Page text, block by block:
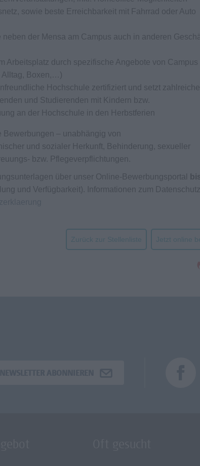
sowie beste Erreichbarkeit mit Fahrrad oder Auto
der Mensa am Campus auch in anderen
Arbeitsplatz durch spezifische Angebote von
Alltag, Boxen,…)
Hochschule zertifiziert und setzt zahlreiche
und Studierenden mit Kindern bzw.
an der Hochschule in den Herbstferien
– unabhängig von
und sozialer Herkunft, Behinderung, sexueller
bzw. Pflegeverpflichtungen.
über unser Online-Bewerbungsportal
und Verfügbarkeit). Informationen zum Datenschutz
Zurück zur Stellenliste Jetzt online